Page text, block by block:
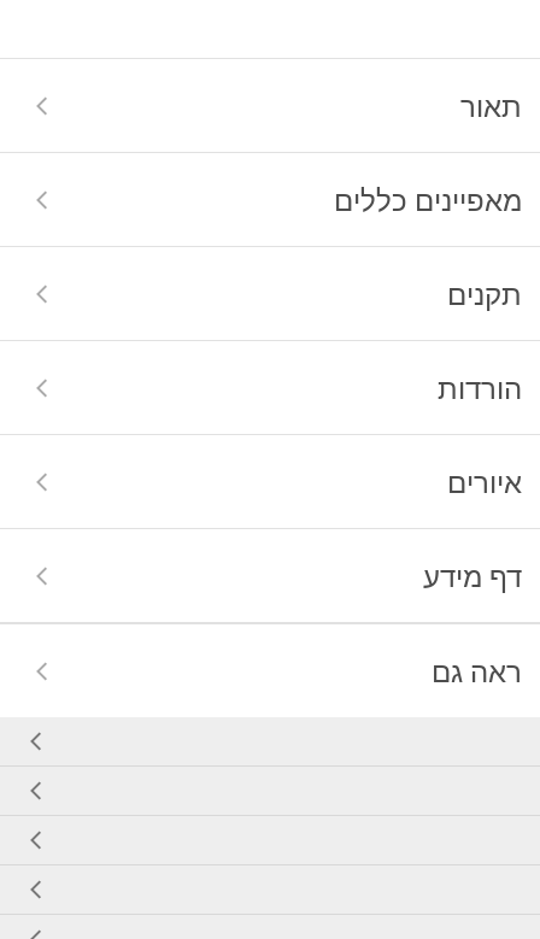
תאור
מאפיינים כללים
תקנים
הורדות
איורים
דף מידע
ראה גם